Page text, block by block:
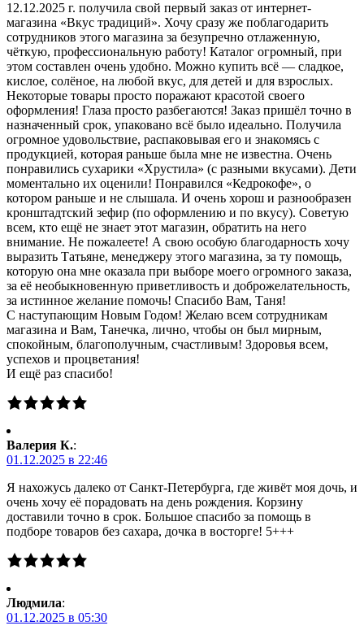
12.12.2025 г. получила свой первый заказ от интернет-
магазина «Вкус традиций». Хочу сразу же поблагодарить
сотрудников этого магазина за безупречно отлаженную,
чёткую, профессиональную работу! Каталог огромный, при
этом составлен очень удобно. Можно купить всё — сладкое,
кислое, солёное, на любой вкус, для детей и для взрослых.
Некоторые товары просто поражают красотой своего
оформления! Глаза просто разбегаются! Заказ пришёл точно в
назначенный срок, упаковано всё было идеально. Получила
огромное удовольствие, распаковывая его и знакомясь с
продукцией, которая раньше была мне не известна. Очень
понравились сухарики «Хрустила» (с разными вкусами). Дети
моментально их оценили! Понравился «Кедрокофе», о
котором раньше и не слышала. И очень хорош и разнообразен
кронштадтский зефир (по оформлению и по вкусу). Советую
всем, кто ещё не знает этот магазин, обратить на него
внимание. Не пожалеете! А свою особую благодарность хочу
выразить Татьяне, менеджеру этого магазина, за ту помощь,
которую она мне оказала при выборе моего огромного заказа,
за её необыкновенную приветливость и доброжелательность,
за истинное желание помочь! Спасибо Вам, Таня!
С наступающим Новым Годом! Желаю всем сотрудникам
магазина и Вам, Танечка, лично, чтобы он был мирным,
спокойным, благополучным, счастливым! Здоровья всем,
успехов и процветания!
И ещё раз спасибо!
Валерия К.:
01.12.2025 в 22:46
Я нахожусь далеко от Санкт-Петербурга, где живёт моя дочь, и
очень хочу её порадовать на день рождения. Корзину
доставили точно в срок. Большое спасибо за помощь в
подборе товаров без сахара, дочка в восторге! 5+++
Людмила:
01.12.2025 в 05:30